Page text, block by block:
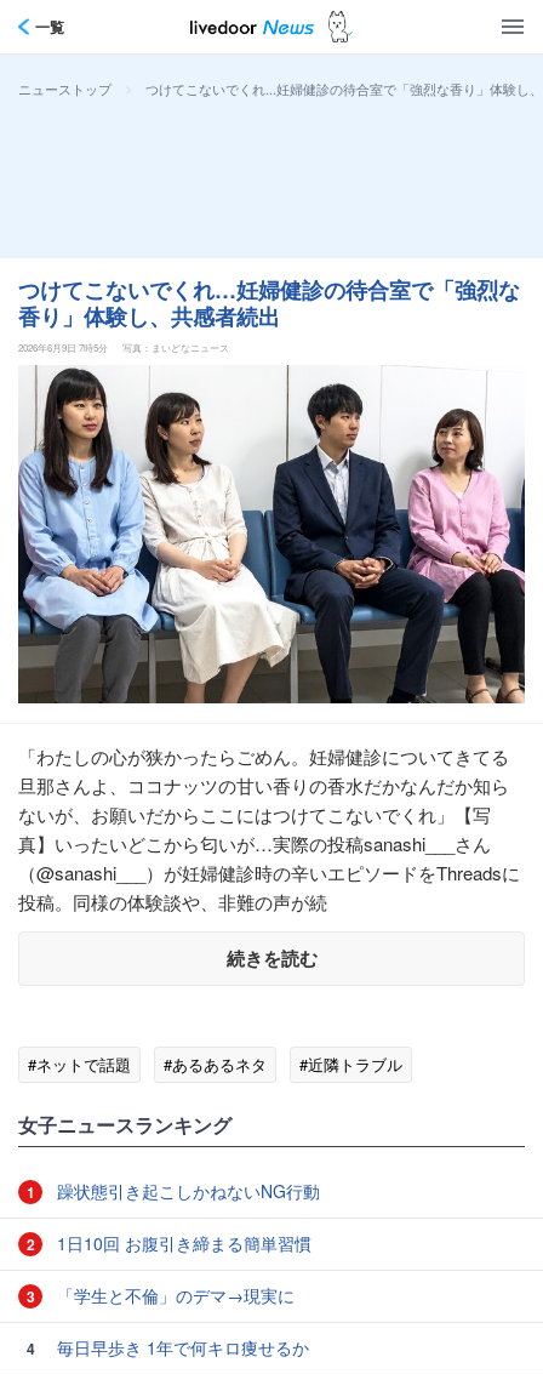
一覧
ニューストップ > つけてこないでくれ…妊婦健診の待合室で「強烈な香り」体験し
つけてこないでくれ…妊婦健診の待合室で「強烈な
香り」体験し、共感者続出
2026年6月9日 7時5分 写真：まいどなニュース
「わたしの心が狭かったらごめん。妊婦健診についてきてる
旦那さんよ、ココナッツの甘い香りの香水だかなんだか知ら
ないが、お願いだからここにはつけてこないでくれ」【写
真】いったいどこから匂いが…実際の投稿sanashi___さん
（@sanashi___）が妊婦健診時の辛いエピソードをThreadsに
投稿。同様の体験談や、非難の声が続
続きを読む
#ネットで話題 #あるあるネタ #近隣トラブル
女子ニュースランキング
1 躁状態引き起こしかねないNG行動
2 1日10回 お腹引き締まる簡単習慣
3 「学生と不倫」のデマ→現実に
4 毎日早歩き 1年で何キロ痩せるか